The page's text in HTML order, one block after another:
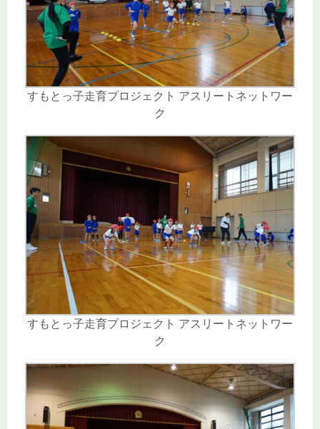
すもとっ子走育プロジェクト アスリートネットワー
ク
すもとっ子走育プロジェクト アスリートネットワー
ク